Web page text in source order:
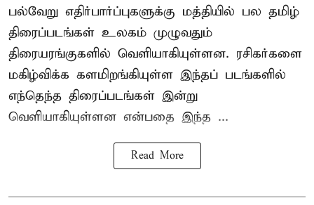
பல்வேறு எதிர்பார்ப்புகளுக்கு மத்தியில் பல தமிழ்
திரைப்படங்கள் உலகம் முழுவதும்
திரையரங்குகளில் வெளியாகியுள்ளன. ரசிகர்களை
மகிழ்விக்க களமிறங்கியுள்ள இந்தப் படங்களில்
எந்தெந்த திரைப்படங்கள் இன்று
வெளியாகியுள்ளன என்பதை இந்த ...
Read More